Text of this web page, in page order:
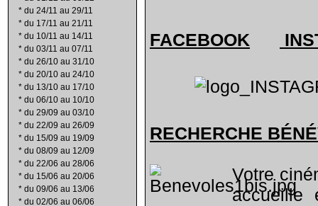
* du 24/11 au 29/11
* du 17/11 au 21/11
* du 10/11 au 14/11
* du 03/11 au 07/11
* du 26/10 au 31/10
* du 20/10 au 24/10
* du 13/10 au 17/10
* du 06/10 au 10/10
* du 29/09 au 03/10
* du 22/09 au 26/09
* du 15/09 au 19/09
* du 08/09 au 12/09
* du 22/06 au 28/06
* du 15/06 au 20/06
* du 09/06 au 13/06
* du 02/06 au 06/06
FACEBOOK
RECHERCHE BÉNÉ
Votre
accueille